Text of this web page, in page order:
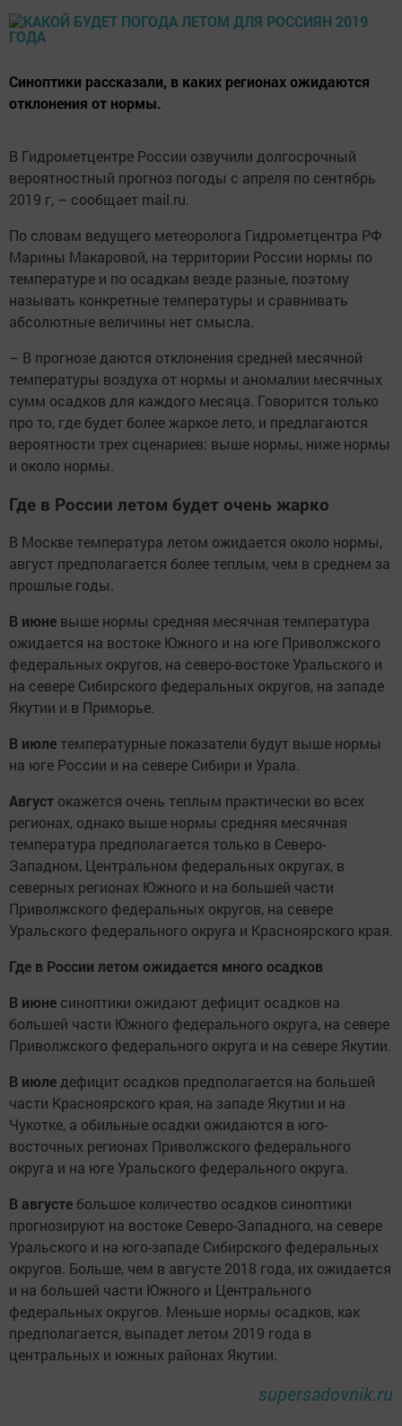
Синоптики рассказали, в каких регионах ожидаются
отклонения от нормы.
В Гидрометцентре России озвучили долгосрочный
вероятностный прогноз погоды с апреля по сентябрь
2019 г, – сообщает mail.ru.
По словам ведущего метеоролога Гидрометцентра РФ
Марины Макаровой, на территории России нормы по
температуре и по осадкам везде разные, поэтому
называть конкретные температуры и сравнивать
абсолютные величины нет смысла.
– В прогнозе даются отклонения средней месячной
температуры воздуха от нормы и аномалии месячных
сумм осадков для каждого месяца. Говорится только
про то, где будет более жаркое лето, и предлагаются
вероятности трех сценариев: выше нормы, ниже нормы
и около нормы.
Где в России летом будет очень жарко
В Москве температура летом ожидается около нормы,
август предполагается более теплым, чем в среднем за
прошлые годы.
В июне выше нормы средняя месячная температура
ожидается на востоке Южного и на юге Приволжского
федеральных округов, на северо-востоке Уральского и
на севере Сибирского федеральных округов, на западе
Якутии и в Приморье.
В июлетемпературные показатели будут выше нормы
на юге России и на севере Сибири и Урала.
Август окажется очень теплым практически во всех
регионах, однако выше нормы средняя месячная
температура предполагается только в Северо-
Западном, Центральном федеральных округах, в
северных регионах Южного и на большей части
Приволжского федеральных округов, на севере
Уральского федерального округа и Красноярского края.
Где в России летом ожидается много осадков
В июне синоптики ожидают дефицит осадков на
большей части Южного федерального округа, на севере
Приволжского федерального округа и на севере Якутии.
В июледефицит осадков предполагается на большей
части Красноярского края, на западе Якутии и на
Чукотке, а обильные осадки ожидаются в юго-
восточных регионах Приволжского федерального
округа и на юге Уральского федерального округа.
В августе большое количество осадков синоптики
прогнозируют на востоке Северо-Западного, на севере
Уральского и на юго-западе Сибирского федеральных
округов. Больше, чем в августе 2018 года, их ожидается
и на большей части Южного и Центрального
федеральных округов. Меньше нормы осадков, как
предполагается, выпадет летом 2019 года в
центральных и южных районах Якутии.
supersadovnik.ru